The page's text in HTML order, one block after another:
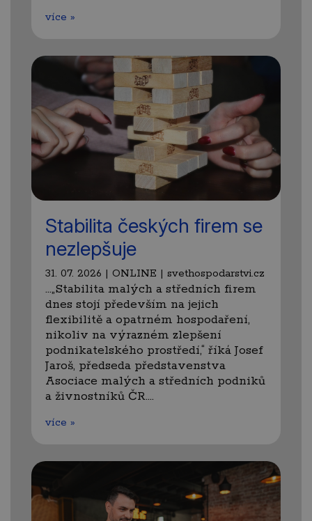
více »
Stabilita českých firem se
nezlepšuje
31. 07. 2026 | ONLINE | svethospodarstvi.cz
…„Stabilita malých a středních firem
dnes stojí především na jejich
flexibilitě a opatrném hospodaření,
nikoliv na výrazném zlepšení
podnikatelského prostředí,“ říká Josef
Jaroš, předseda představenstva
Asociace malých a středních podniků
a živnostníků ČR.…
více »